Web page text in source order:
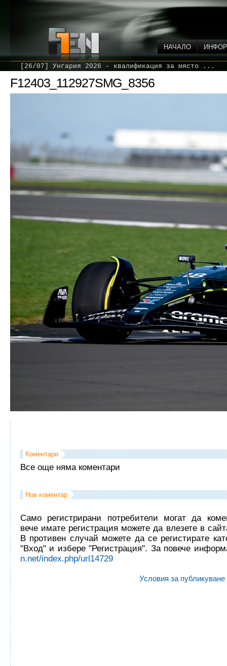
НАЧАЛО
[26/07] Унгария 2026 - квалификация за място ...
F12403_112927SMG_8356
Коментари
Все още няма коментари
Нов коментар
Само регистрирани потребители могат да
вече имате регистрация можете да влезете в
В противен случай можете да се регистирате
"Вход" и избере "Регистрация". За повече
n.net/index.php/url14729
Условия за